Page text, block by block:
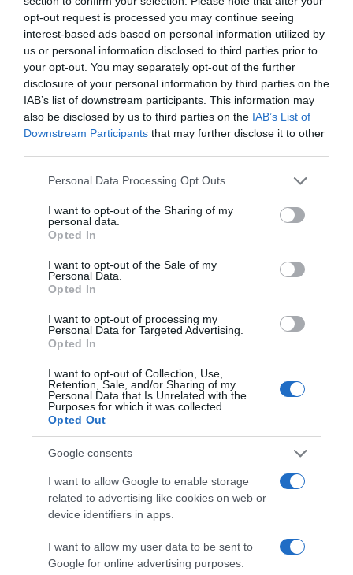
opt-out request is processed you may continue seeing
interest-based ads based on personal information utilized by
us or personal information disclosed to third parties prior to
your opt-out. You may separately opt-out of the further
disclosure of your personal information by third parties on the
IAB’s list of downstream participants. This information may
also be disclosed by us to third parties on the IAB’s List of
Downstream Participants that may further disclose it to other
Please note that this website/app uses one or more Google
not limited to your visit or usage behaviour. You may click to
grant or deny consent to Google and its third-party tags to
use your data for below specified purposes in below Google
consent section.
Personal Data Processing Opt Outs
I want to opt-out of the Sharing of my
personal data.
Opted In
I want to opt-out of the Sale of my
Personal Data.
Opted In
I want to opt-out of processing my
Personal Data for Targeted Advertising.
Opted In
I want to opt-out of Collection, Use,
Retention, Sale, and/or Sharing of my
Personal Data that Is Unrelated with the
Purposes for which it was collected.
Opted Out
Google consents
I want to allow Google to enable storage
related to advertising like cookies on web or
device identifiers in apps.
I want to allow my user data to be sent to
Google for online advertising purposes.
Marion Crawford a The Little Princesses című könyvben
azt írta: Fülöpöt még aznap este meghívták vacsorázni a
azt mondják, a királynő már akkor is igazán szerelmes
legközelebb. Erzsébet nagy románca Fülöppel csak 17
éves korában kezdődött.
Forrás: Blikk
Címkék: szerelem
Korábbi bejegyzések Következő bejegyzés
HASONLÓ BEJEGYZÉSEK